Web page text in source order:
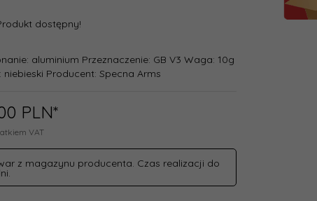
dostępny!
aluminium Przeznaczenie: GB V3 Waga: 10g
niebieski Producent: Specna Arms
PLN*
VAT
z magazynu producenta. Czas realizacji do